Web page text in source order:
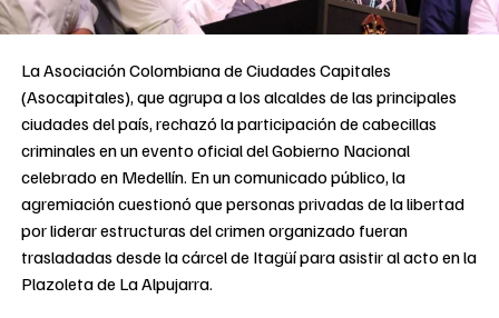
La Asociación Colombiana de Ciudades Capitales
(Asocapitales), que agrupa a los alcaldes de las principales
ciudades del país, rechazó la participación de cabecillas
criminales en un evento oficial del Gobierno Nacional
celebrado en Medellín. En un comunicado público, la
agremiación cuestionó que personas privadas de la libertad
por liderar estructuras del crimen organizado fueran
trasladadas desde la cárcel de Itagüí para asistir al acto en la
Plazoleta de La Alpujarra.